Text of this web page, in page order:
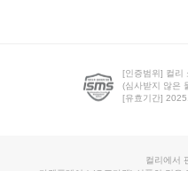
[인증범위] 컬리
(심사받지 않은
[유효기간]
컬리에서